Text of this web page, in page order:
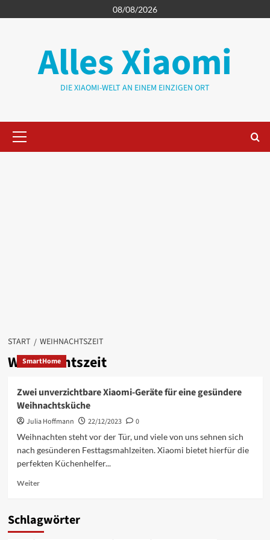
Inhalt
08/08/2026
Alles Xiaomi
DIE XIAOMI-WELT AN EINEM EINZIGEN ORT
Menü
START WEIHNACHTSZEIT
Weihnachtszeit
SmartHome
Zwei unverzichtbare Xiaomi-Geräte für eine gesündere
Weihnachtsküche
Julia Hoffmann 22/12/2023
0
Weihnachten steht vor der Tür, und viele von uns sehnen sich
nach gesünderen Festtagsmahlzeiten. Xiaomi bietet hierfür die
perfekten Küchenhelfer...
WeiterMehr
Zwei
unverzichtbare
Schlagwörter